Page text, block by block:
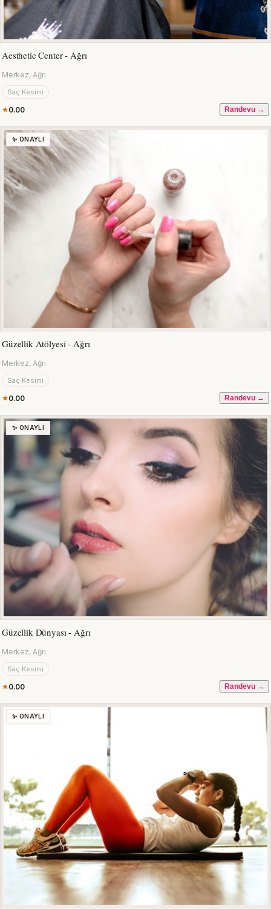
Aesthetic Center - Ağrı
Merkez, Ağrı
Saç Kesimi
0.00 Randevu →
✨ ONAYLI
Güzellik Atölyesi - Ağrı
Merkez, Ağrı
Saç Kesimi
0.00 Randevu →
✨ ONAYLI
Güzellik Dünyası - Ağrı
Merkez, Ağrı
Saç Kesimi
0.00 Randevu →
✨ ONAYLI